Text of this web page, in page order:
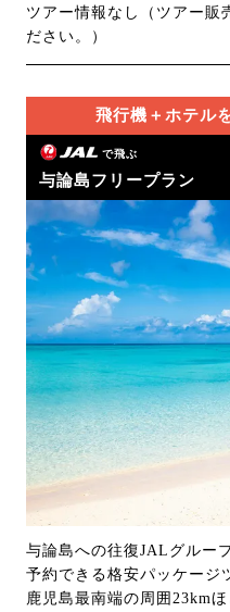
ツアー情報なし（ツアー
ださい。）
飛行機＋ホテル
で飛ぶ
与論島フリープラン
与論島への往復JALグルー
予約できる格安パッケージ
鹿児島最南端の周囲23km